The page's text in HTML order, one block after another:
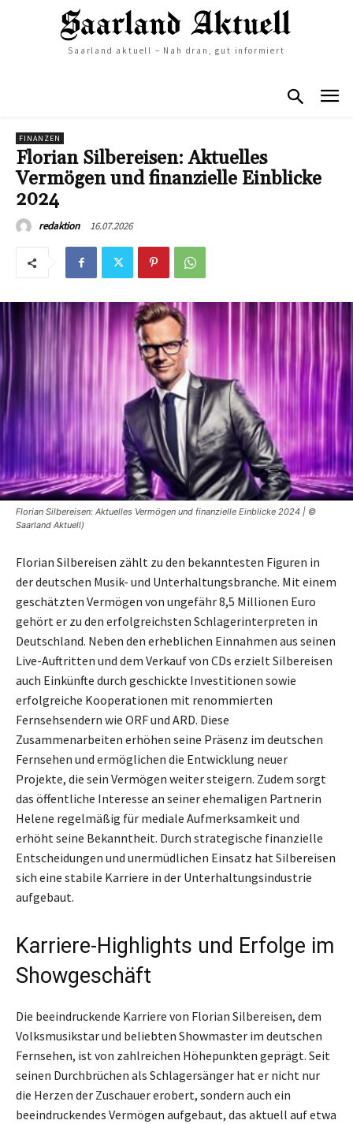
Saarland aktuell – Nah dran, gut informiert
FINANZEN
Florian Silbereisen: Aktuelles
Vermögen und finanzielle Einblicke
2024
redaktion 16.07.2026
Florian Silbereisen: Aktuelles Vermögen und finanzielle Einblicke 2024 | ©
Saarland Aktuell)
Florian Silbereisen zählt zu den bekanntesten Figuren in
der deutschen Musik- und Unterhaltungsbranche. Mit einem
geschätzten Vermögen von ungefähr 8,5 Millionen Euro
gehört er zu den erfolgreichsten Schlagerinterpreten in
Deutschland. Neben den erheblichen Einnahmen aus seinen
Live-Auftritten und dem Verkauf von CDs erzielt Silbereisen
auch Einkünfte durch geschickte Investitionen sowie
erfolgreiche Kooperationen mit renommierten
Fernsehsendern wie ORF und ARD. Diese
Zusammenarbeiten erhöhen seine Präsenz im deutschen
Fernsehen und ermöglichen die Entwicklung neuer
Projekte, die sein Vermögen weiter steigern. Zudem sorgt
das öffentliche Interesse an seiner ehemaligen Partnerin
Helene regelmäßig für mediale Aufmerksamkeit und
erhöht seine Bekanntheit. Durch strategische finanzielle
Entscheidungen und unermüdlichen Einsatz hat Silbereisen
sich eine stabile Karriere in der Unterhaltungsindustrie
aufgebaut.
Karriere-Highlights und Erfolge im
Showgeschäft
Die beeindruckende Karriere von Florian Silbereisen, dem
Volksmusikstar und beliebten Showmaster im deutschen
Fernsehen, ist von zahlreichen Höhepunkten geprägt. Seit
seinen Durchbrüchen als Schlagersänger hat er nicht nur
die Herzen der Zuschauer erobert, sondern auch ein
beeindruckendes Vermögen aufgebaut, das aktuell auf etwa